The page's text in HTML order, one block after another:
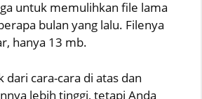
untuk memulihkan file lama
bulan yang lalu. Filenya
hanya 13 mb.
dari cara-cara di atas dan
lebih tinggi, tetapi Anda